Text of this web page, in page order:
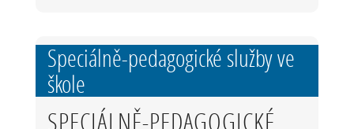
Speciálně-pedagogické služby ve
škole
SPECIÁLNĚ-PEDAGOGICKÉ